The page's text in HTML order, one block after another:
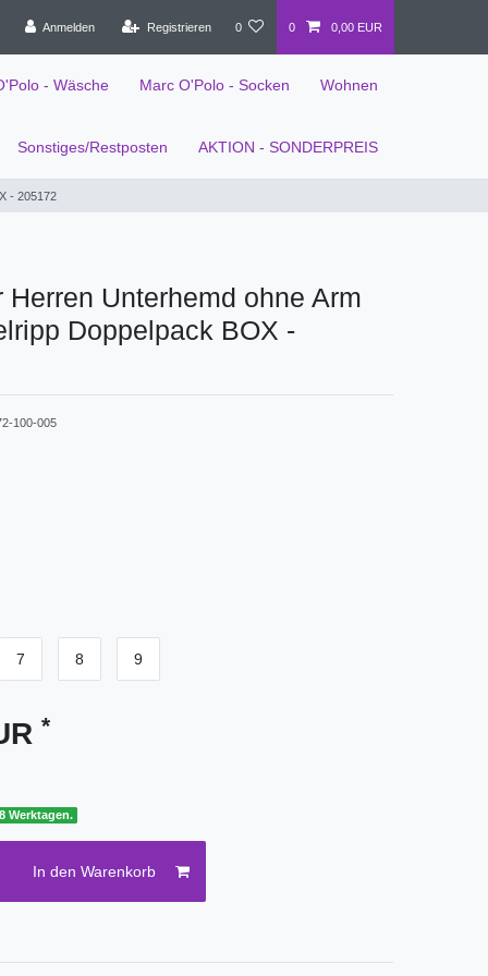
Anmelden Registrieren 0 0 0,00 EUR
- Wäsche Marc O'Polo - Socken Wohnen
Sonstiges/Restposten AKTION - SONDERPREIS
- 205172
Herren Unterhemd ohne Arm
Doppelpack BOX -
100-005
7 8 9
*
Werktagen.
In den Warenkorb